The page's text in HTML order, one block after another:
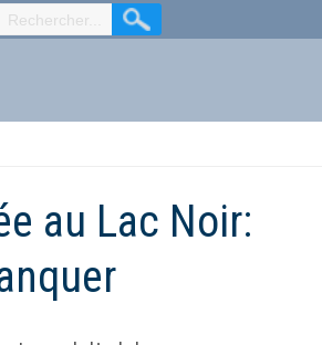
au Lac Noir: